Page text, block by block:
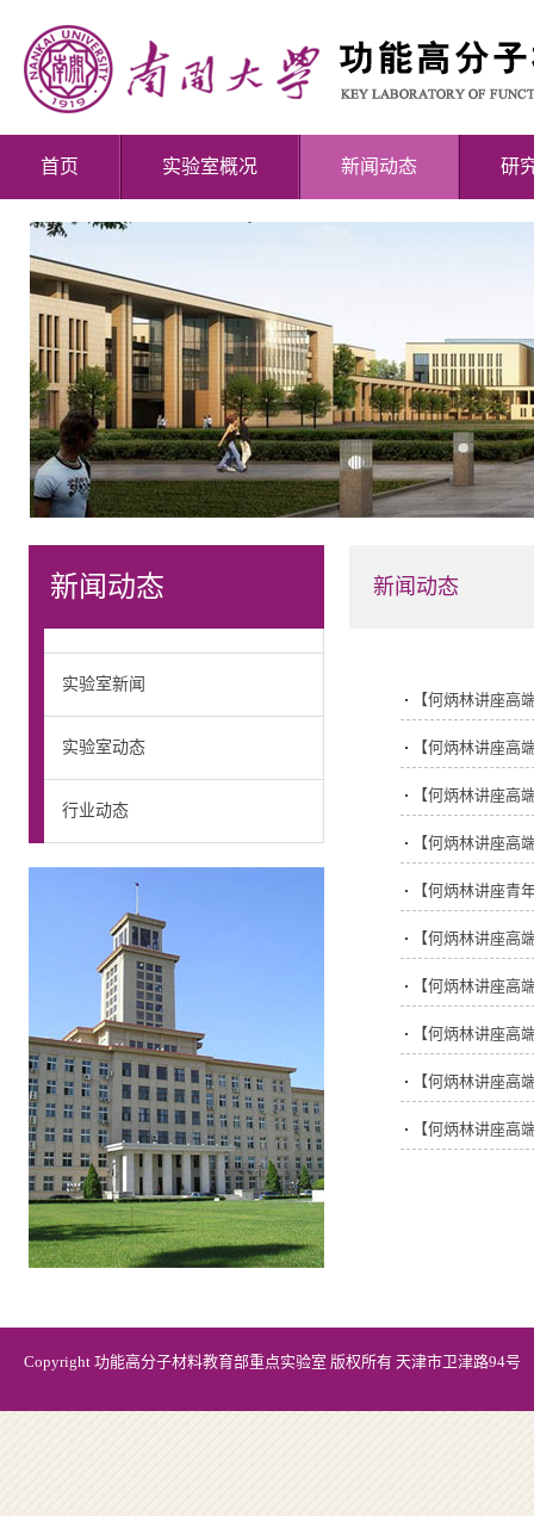
首页 实验室概况 新闻动态 研
新闻动态
实验室新闻
实验室动态
行业动态
新闻动态
【何炳林讲座高
【何炳林讲座高
【何炳林讲座高
【何炳林讲座高
【何炳林讲座青
【何炳林讲座高
【何炳林讲座高
【何炳林讲座高
【何炳林讲座高
【何炳林讲座高
Copyright 功能高分子材料教育部重点实验室 版权所有 天津市卫津路94号